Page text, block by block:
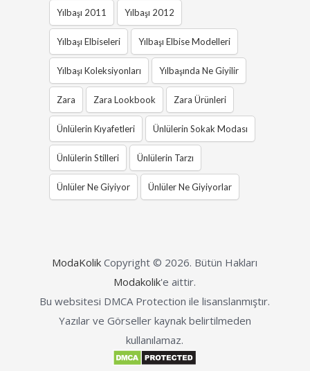
Yılbaşı 2011 Yılbaşı 2012
Yılbaşı Elbiseleri Yılbaşı Elbise Modelleri
Yılbaşı Koleksiyonları Yılbaşında Ne Giyilir
Zara Zara Lookbook Zara Ürünleri
Ünlülerin Kıyafetleri Ünlülerin Sokak Modası
Ünlülerin Stilleri Ünlülerin Tarzı
Ünlüler Ne Giyiyor Ünlüler Ne Giyiyorlar
ModaKolik Copyright © 2026. Bütün Hakları
Modakolik'e aittir.
Bu websitesi DMCA Protection ile lisanslanmıştır.
Yazılar ve Görseller kaynak belirtilmeden
kullanılamaz.